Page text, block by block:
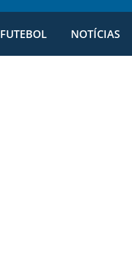
FUTEBOL NOTÍCIAS